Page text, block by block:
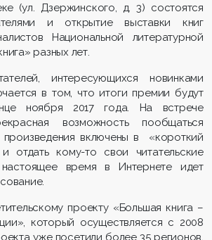
(ул. Дзержинского, д. 3) состоятся
и открытие выставки книг
Национальной литературной
разных лет.
интересующихся новинками
в том, что итоги премии будут
ноября 2017 года. На встрече
возможность пообщаться
произведения включены в «короткий
отдать кому-то свои читательские
время в Интернете идет
проекту «Большая книга –
который осуществляется с 2008
уже посетили более 35 регионов.